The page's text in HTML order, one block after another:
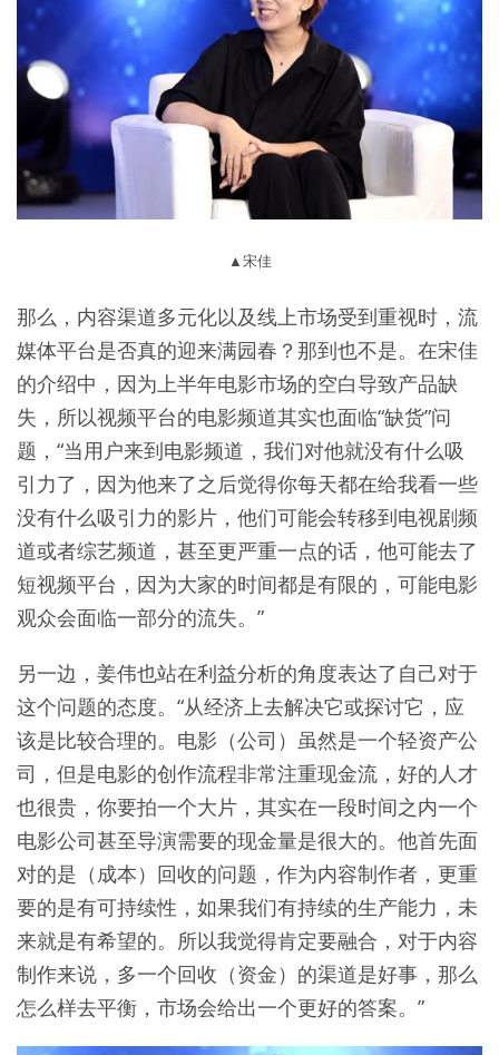
▲宋佳
那么，内容渠道多元化以及线上市场受到重视时，流
媒体平台是否真的迎来满园春？那到也不是。在宋佳
的介绍中，因为上半年电影市场的空白导致产品缺
失，所以视频平台的电影频道其实也面临“缺货”问
题，“当用户来到电影频道，我们对他就没有什么吸
引力了，因为他来了之后觉得你每天都在给我看一些
没有什么吸引力的影片，他们可能会转移到电视剧频
道或者综艺频道，甚至更严重一点的话，他可能去了
短视频平台，因为大家的时间都是有限的，可能电影
观众会面临一部分的流失。”
另一边，姜伟也站在利益分析的角度表达了自己对于
这个问题的态度。“从经济上去解决它或探讨它，应
该是比较合理的。电影（公司）虽然是一个轻资产公
司，但是电影的创作流程非常注重现金流，好的人才
也很贵，你要拍一个大片，其实在一段时间之内一个
电影公司甚至导演需要的现金量是很大的。他首先面
对的是（成本）回收的问题，作为内容制作者，更重
要的是有可持续性，如果我们有持续的生产能力，未
来就是有希望的。所以我觉得肯定要融合，对于内容
制作来说，多一个回收（资金）的渠道是好事，那么
怎么样去平衡，市场会给出一个更好的答案。”